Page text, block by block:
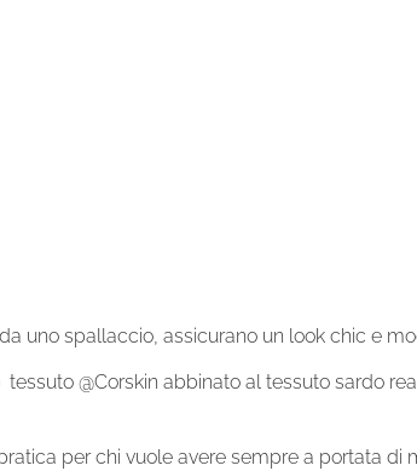
uno spallaccio, assicurano un look chic e
@Corskin abbinato al tessuto sardo
per chi vuole avere sempre a portata di